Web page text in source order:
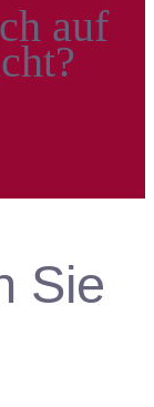
auf
Sie